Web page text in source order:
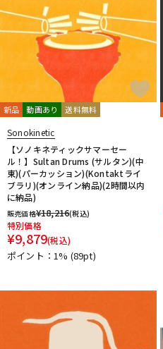
新品 動画あり 送料無料
Sonokinetic
【ソノキネティックサマーセー
ル！】Sultan Drums (サルタン)(中
東)(パーカッション)(Kontaktライ
ブラリ)(オンライン納品)(2時間以内
に納品)
販売価格¥18,216(税込)
特別価格
¥9,879(税込)
ポイント：1% (89pt)